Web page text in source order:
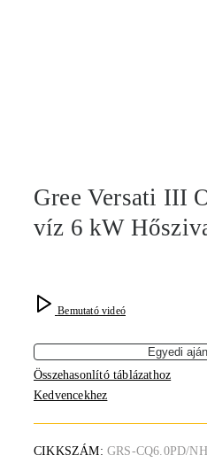
Gree Versati III
víz 6 kW
Bemutató videó
Egyedi
Összehasonlító táblázathoz
Kedvencekhez
CIKKSZÁM: GRS-CQ6.0PD/